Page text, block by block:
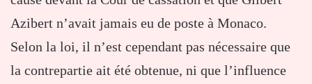
Azibert n’avait jamais eu de poste à Monaco.
Selon la loi, il n’est cependant pas nécessaire que
la contrepartie ait été obtenue, ni que l’influence